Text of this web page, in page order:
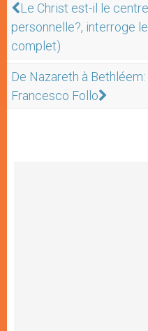
Le Christ est-il le
personnelle?, interroge
complet)
De Nazareth à
Francesco Follo